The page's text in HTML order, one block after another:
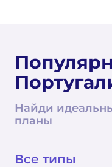
Найди
планы
Все типы